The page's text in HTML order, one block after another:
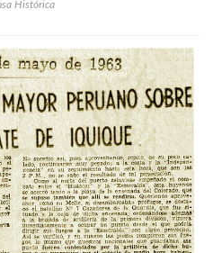
Histórica